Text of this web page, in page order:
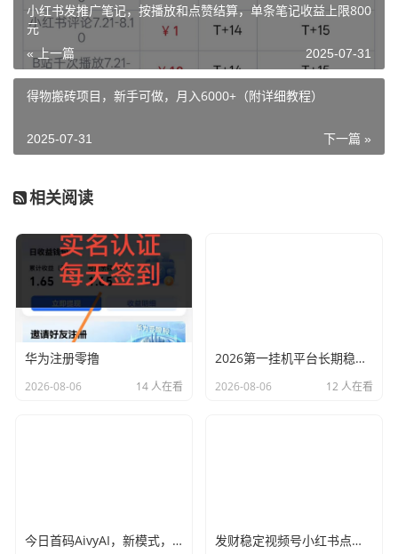
小红书发推广笔记，按播放和点赞结算，单条笔记收益上限800
元
« 上一篇 2025-07-31
得物搬砖项目，新手可做，月入6000+（附详细教程）
下一篇 »
2025-07-31
相关阅读
华为注册零撸
2026-08-06 14 人在看
2026第一挂机平台长期稳定，每天可自动赚150左右
2026-08-06 12 人在看
今日首码AivyAI，新模式，新玩法，布局市场 普通人能参与的AI风口，注册送AVAX与新手大礼包， 发财稳定视频号小红书点赞，全网最稳定绿色的项目，全网一起推